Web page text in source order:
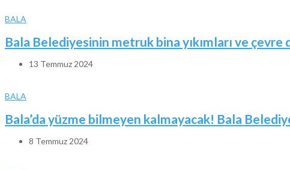
BALA
Bala Belediyesinin metruk bina yıkımları ve
13 Temmuz 2024
BALA
Bala’da yüzme bilmeyen kalmayacak! Bala
8 Temmuz 2024